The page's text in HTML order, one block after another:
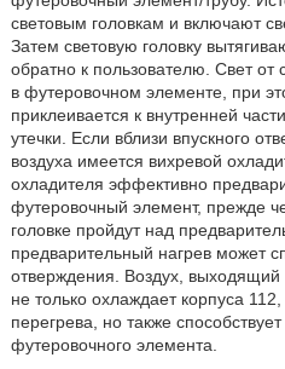
световым головкам и включают
Затем световую головку
обратно к пользователю. Свет от
в футеровочном элементе, при
приклеивается к внутренней
утечки. Если вблизи впускного
воздуха имеется вихревой
охладителя эффективно
футеровочный элемент, прежде
головке пройдут над
предварительный нагрев может
отверждения. Воздух, выходящий
не только охлаждает корпуса
перегрева, но также
футеровочного элемента.